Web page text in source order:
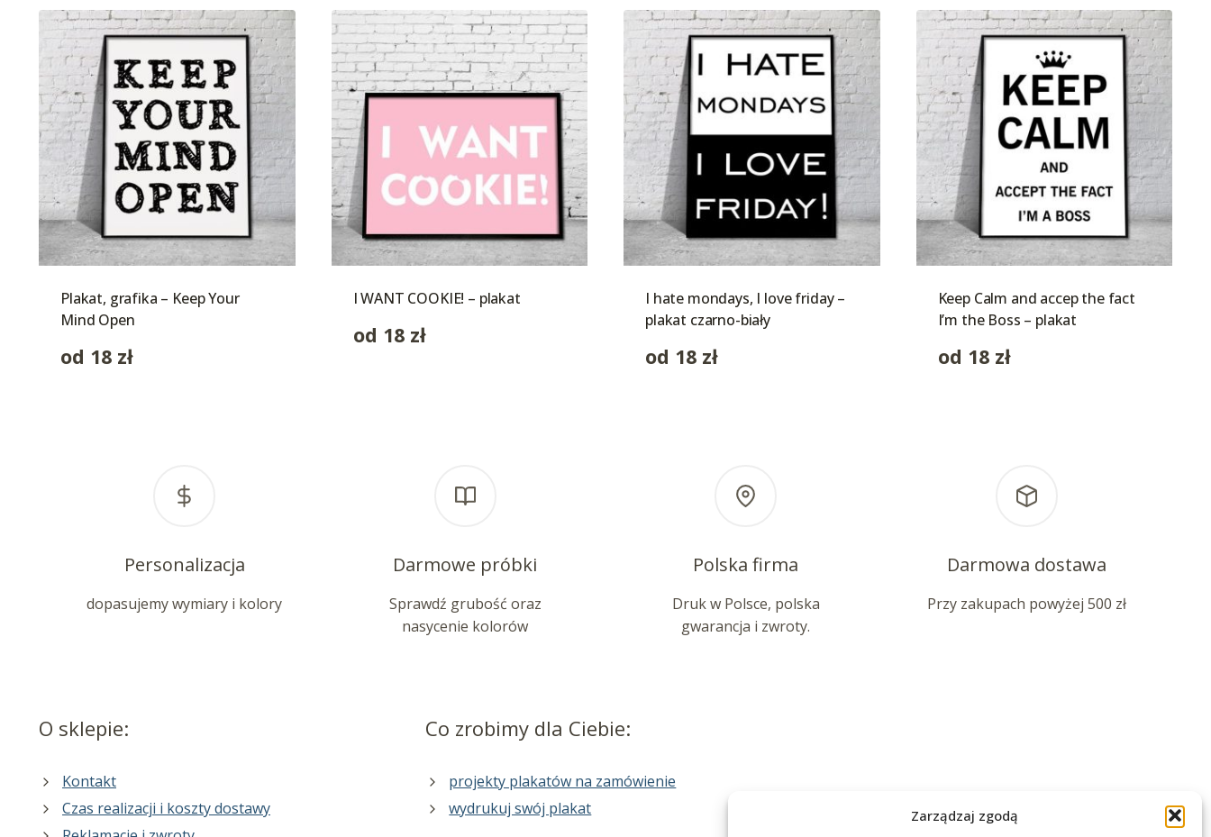
Zarządzaj zgodą
Plakat, grafika – Keep Your
Mind Open
od 18 zł
I WANT COOKIE! – plakat
od 18 zł
I hate mondays, I love friday –
plakat czarno-biały
od 18 zł
Keep Calm and accep the fact
I’m the Boss – plakat
od 18 zł
Personalizacja
dopasujemy wymiary i kolory
Darmowe próbki
Sprawdź grubość oraz
nasycenie kolorów
Polska firma
Druk w Polsce, polska
gwarancja i zwroty.
Darmowa dostawa
Przy zakupach powyżej 500 zł
O sklepie:
Kontakt
Czas realizacji i koszty dostawy
Co zrobimy dla Ciebie:
projekty plakatów na zamówienie
wydrukuj swój plakat